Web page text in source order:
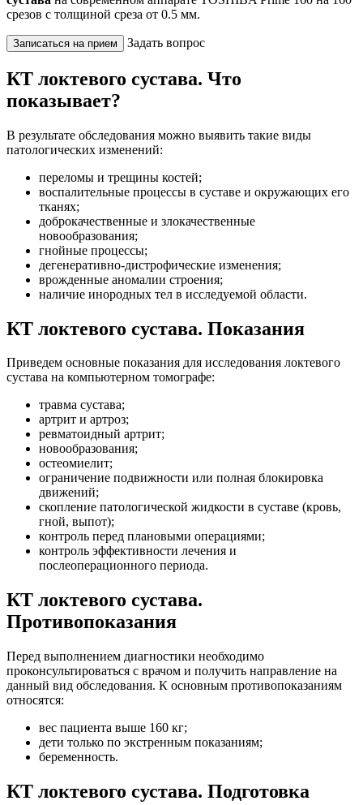
срезов с толщиной среза от 0.5 мм.
Записаться на прием Задать вопрос
КТ локтевого сустава. Что
показывает?
В результате обследования можно выявить такие виды
патологических изменений:
переломы и трещины костей;
воспалительные процессы в суставе и окружающих его
тканях;
доброкачественные и злокачественные
новообразования;
гнойные процессы;
дегенеративно-дистрофические изменения;
врожденные аномалии строения;
наличие инородных тел в исследуемой области.
КТ локтевого сустава. Показания
Приведем основные показания для исследования локтевого
сустава на компьютерном томографе:
травма сустава;
артрит и артроз;
ревматоидный артрит;
новообразования;
остеомиелит;
ограничение подвижности или полная блокировка
движений;
скопление патологической жидкости в суставе (кровь,
гной, выпот);
контроль перед плановыми операциями;
контроль эффективности лечения и
послеоперационного периода.
КТ локтевого сустава.
Противопоказания
Перед выполнением диагностики необходимо
проконсультироваться с врачом и получить направление на
данный вид обследования. К основным противопоказаниям
относятся:
вес пациента выше 160 кг;
дети только по экстренным показаниям;
беременность.
КТ локтевого сустава. Подготовка